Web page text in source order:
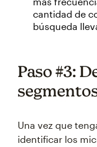
cantidad de
búsqueda
Paso #3:
Una vez que
identificar los